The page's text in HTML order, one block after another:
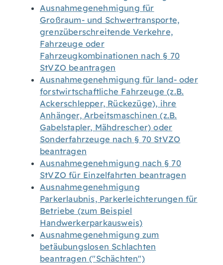
Ausnahmegenehmigung für
Großraum- und Schwertransporte,
grenzüberschreitende Verkehre,
Fahrzeuge oder
Fahrzeugkombinationen nach § 70
StVZO beantragen
Ausnahmegenehmigung für land- oder
forstwirtschaftliche Fahrzeuge (z.B.
Ackerschlepper, Rückezüge), ihre
Anhänger, Arbeitsmaschinen (z.B.
Gabelstapler, Mähdrescher) oder
Sonderfahrzeuge nach § 70 StVZO
beantragen
Ausnahmegenehmigung nach § 70
StVZO für Einzelfahrten beantragen
Ausnahmegenehmigung
Parkerlaubnis, Parkerleichterungen für
Betriebe (zum Beispiel
Handwerkerparkausweis)
Ausnahmegenehmigung zum
betäubungslosen Schlachten
beantragen ("Schächten")